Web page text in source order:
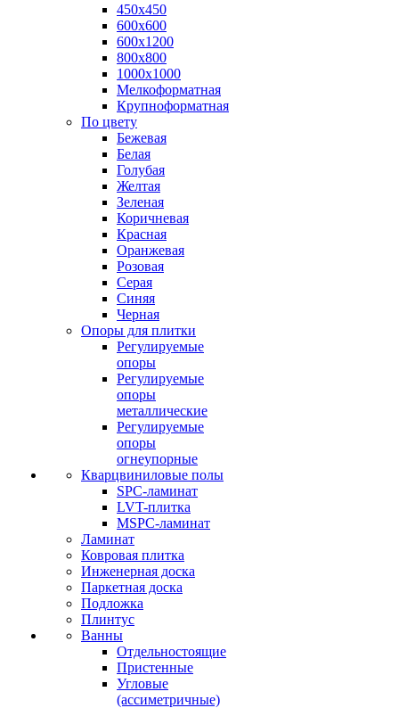
450х450
600х600
600х1200
800х800
1000х1000
Мелкоформатная
Крупноформатная
По цвету
Бежевая
Белая
Голубая
Желтая
Зеленая
Коричневая
Красная
Оранжевая
Розовая
Серая
Синяя
Черная
Опоры для плитки
Регулируемые
опоры
Регулируемые
опоры
металлические
Регулируемые
опоры
огнеупорные
Кварцвиниловые полы
SPC-ламинат
LVT-плитка
MSPC-ламинат
Ламинат
Ковровая плитка
Инженерная доска
Паркетная доска
Подложка
Плинтус
Ванны
Отдельностоящие
Пристенные
Угловые
(ассиметричные)